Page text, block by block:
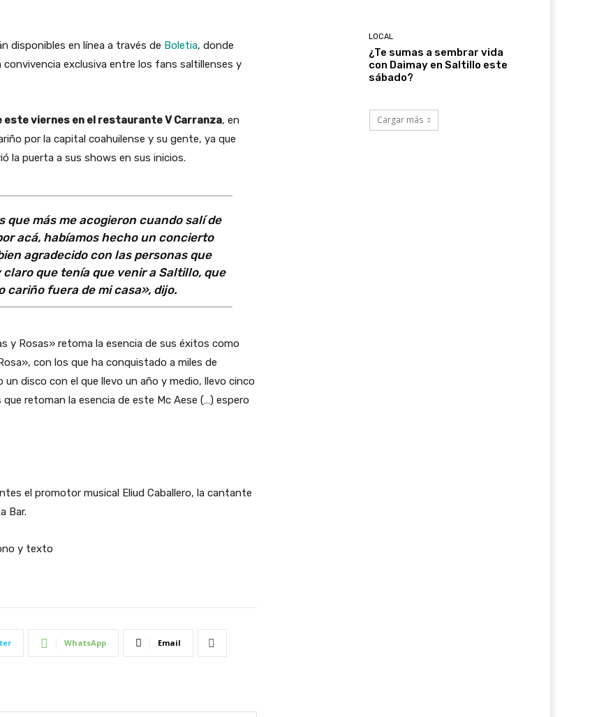
disponibles en línea a través de Boletia, donde
exclusiva entre los fans saltillenses y
este viernes en el restaurante V Carranza, en
por la capital coahuilense y su gente, ya que
la puerta a sus shows en sus inicios.
que más me acogieron cuando salí de
acá, habíamos hecho un concierto
agradecido con las personas que
que tenía que venir a Saltillo, que
cariño fuera de mi casa», dijo.
y Rosas» retoma la esencia de sus éxitos como
con los que ha conquistado a miles de
disco con el que llevo un año y medio, llevo cinco
retoman la esencia de este Mc Aese (…) espero
el promotor musical Eliud Caballero, la cantante
Bar.
WhatsApp Email
LOCAL
¿Te sumas a sembrar vida
con Daimay en Saltillo este
sábado?
Cargar más